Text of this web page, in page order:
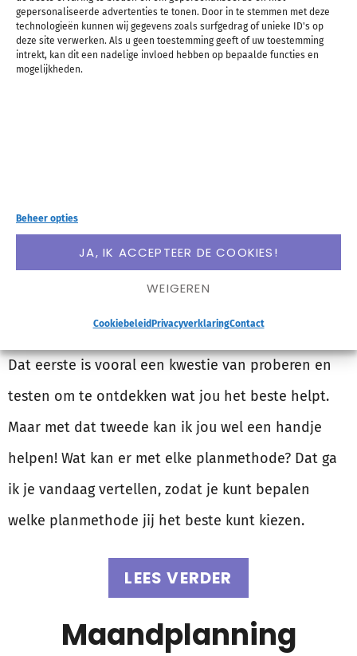
gepersonaliseerde advertenties te tonen. Door in te stemmen met deze
technologieën kunnen wij gegevens zoals surfgedrag of unieke ID's op
deze site verwerken. Als u geen toestemming geeft of uw toestemming
intrekt, kan dit een nadelige invloed hebben op bepaalde functies en
mogelijkheden.
Beheer opties
JA, IK ACCEPTEER DE COOKIES!
WEIGEREN
Cookiebeleid PrivacyverklaringContact
Er zijn ontzettend veel manieren om een planning
de andere. Een planmethode kiezen is heel
vindt en 2) wat je met je planning wilt bereiken.
Dat eerste is vooral een kwestie van proberen en
testen om te ontdekken wat jou het beste helpt.
Maar met dat tweede kan ik jou wel een handje
helpen! Wat kan er met elke planmethode? Dat ga
ik je vandaag vertellen, zodat je kunt bepalen
welke planmethode jij het beste kunt kiezen.
LEES VERDER
Maandplanning